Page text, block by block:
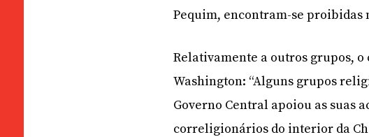
Pequim, encontram-se proibidas
Relativamente a outros grupos,
Washington: “Alguns grupos
Governo Central apoiou as suas
correligionários do interior da